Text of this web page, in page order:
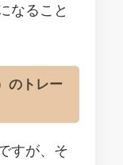
なること
のトレー
すが、そ